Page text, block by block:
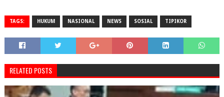
TAGS: HUKUM NASIONAL NEWS SOSIAL TIPIKOR
RELATED POSTS